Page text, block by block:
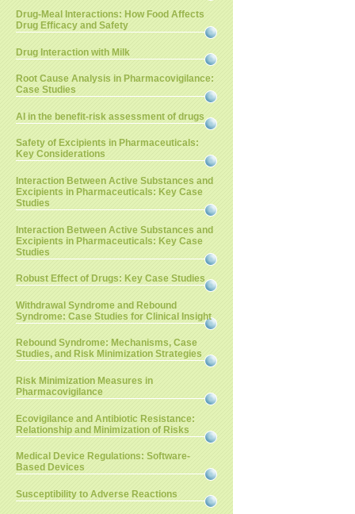
Drug-Meal Interactions: How Food Affects
Drug Efficacy and Safety
Drug Interaction with Milk
Root Cause Analysis in Pharmacovigilance:
Case Studies
AI in the benefit-risk assessment of drugs
Safety of Excipients in Pharmaceuticals:
Key Considerations
Interaction Between Active Substances and
Excipients in Pharmaceuticals: Key Case
Studies
Interaction Between Active Substances and
Excipients in Pharmaceuticals: Key Case
Studies
Robust Effect of Drugs: Key Case Studies
Withdrawal Syndrome and Rebound
Syndrome: Case Studies for Clinical Insight
Rebound Syndrome: Mechanisms, Case
Studies, and Risk Minimization Strategies
Risk Minimization Measures in
Pharmacovigilance
Ecovigilance and Antibiotic Resistance:
Relationship and Minimization of Risks
Medical Device Regulations: Software-
Based Devices
Susceptibility to Adverse Reactions